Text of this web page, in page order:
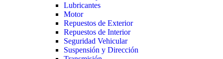
Lubricantes
Motor
Repuestos de Exterior
Repuestos de Interior
Seguridad Vehicular
Suspensión y Dirección